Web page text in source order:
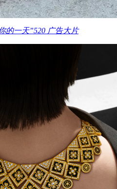
的一天”520 广告大片